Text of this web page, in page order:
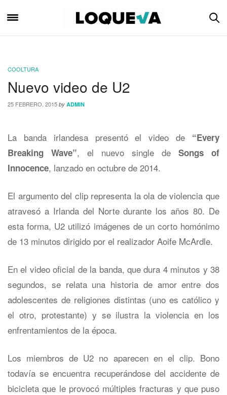
COOLTURA
Nuevo video de U2
25 FEBRERO, 2015 by ADMIN
La banda irlandesa presentó el video de “Every
Breaking Wave”, el nuevo single de Songs of
Innocence, lanzado en octubre de 2014.
El argumento del clip representa la ola de violencia que
atravesó a Irlanda del Norte durante los años 80. De
esta forma, U2 utilizó imágenes de un corto homónimo
de 13 minutos dirigido por el realizador Aoife McArdle.
En el video oficial de la banda, que dura 4 minutos y 38
segundos, se relata una historia de amor entre dos
adolescentes de religiones distintas (uno es católico y
el otro, protestante) y se ilustra la violencia en los
enfrentamientos de la época.
Los miembros de U2 no aparecen en el clip. Bono
todavía se encuentra recuperándose del accidente de
bicicleta que le provocó múltiples fracturas y que puso